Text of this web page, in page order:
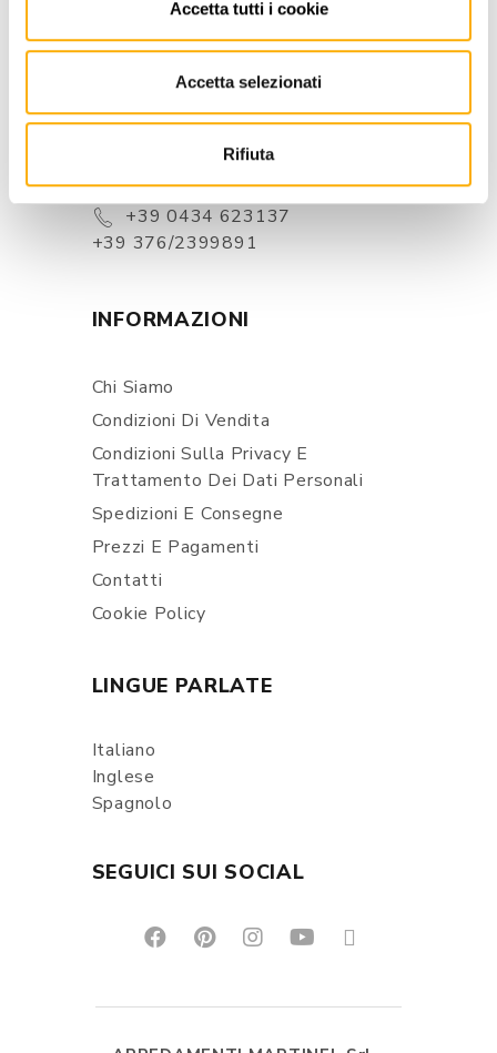
Accetta tutti i cookie
Accetta selezionati
Rifiuta
Zoppola 33080 (PN) - Italia
+39 0434 623137
+39 376/2399891
INFORMAZIONI
Chi Siamo
Condizioni Di Vendita
Condizioni Sulla Privacy E
Trattamento Dei Dati Personali
Spedizioni E Consegne
Prezzi E Pagamenti
Contatti
Cookie Policy
LINGUE PARLATE
Italiano
Inglese
Spagnolo
SEGUICI SUI SOCIAL